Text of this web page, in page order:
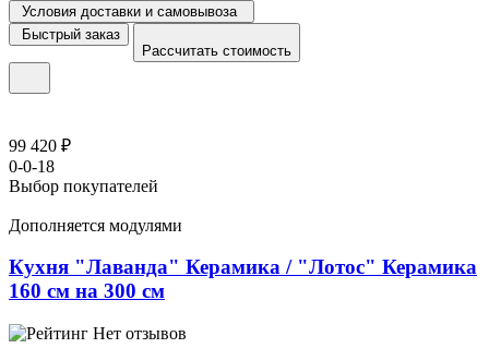
Условия доставки и самовывоза
Быстрый заказ
Рассчитать стоимость
99 420 ₽
0-0-18
Выбор покупателей
Дополняется модулями
Кухня "Лаванда" Керамика / "Лотос" Керамика
160 см на 300 см
Нет отзывов